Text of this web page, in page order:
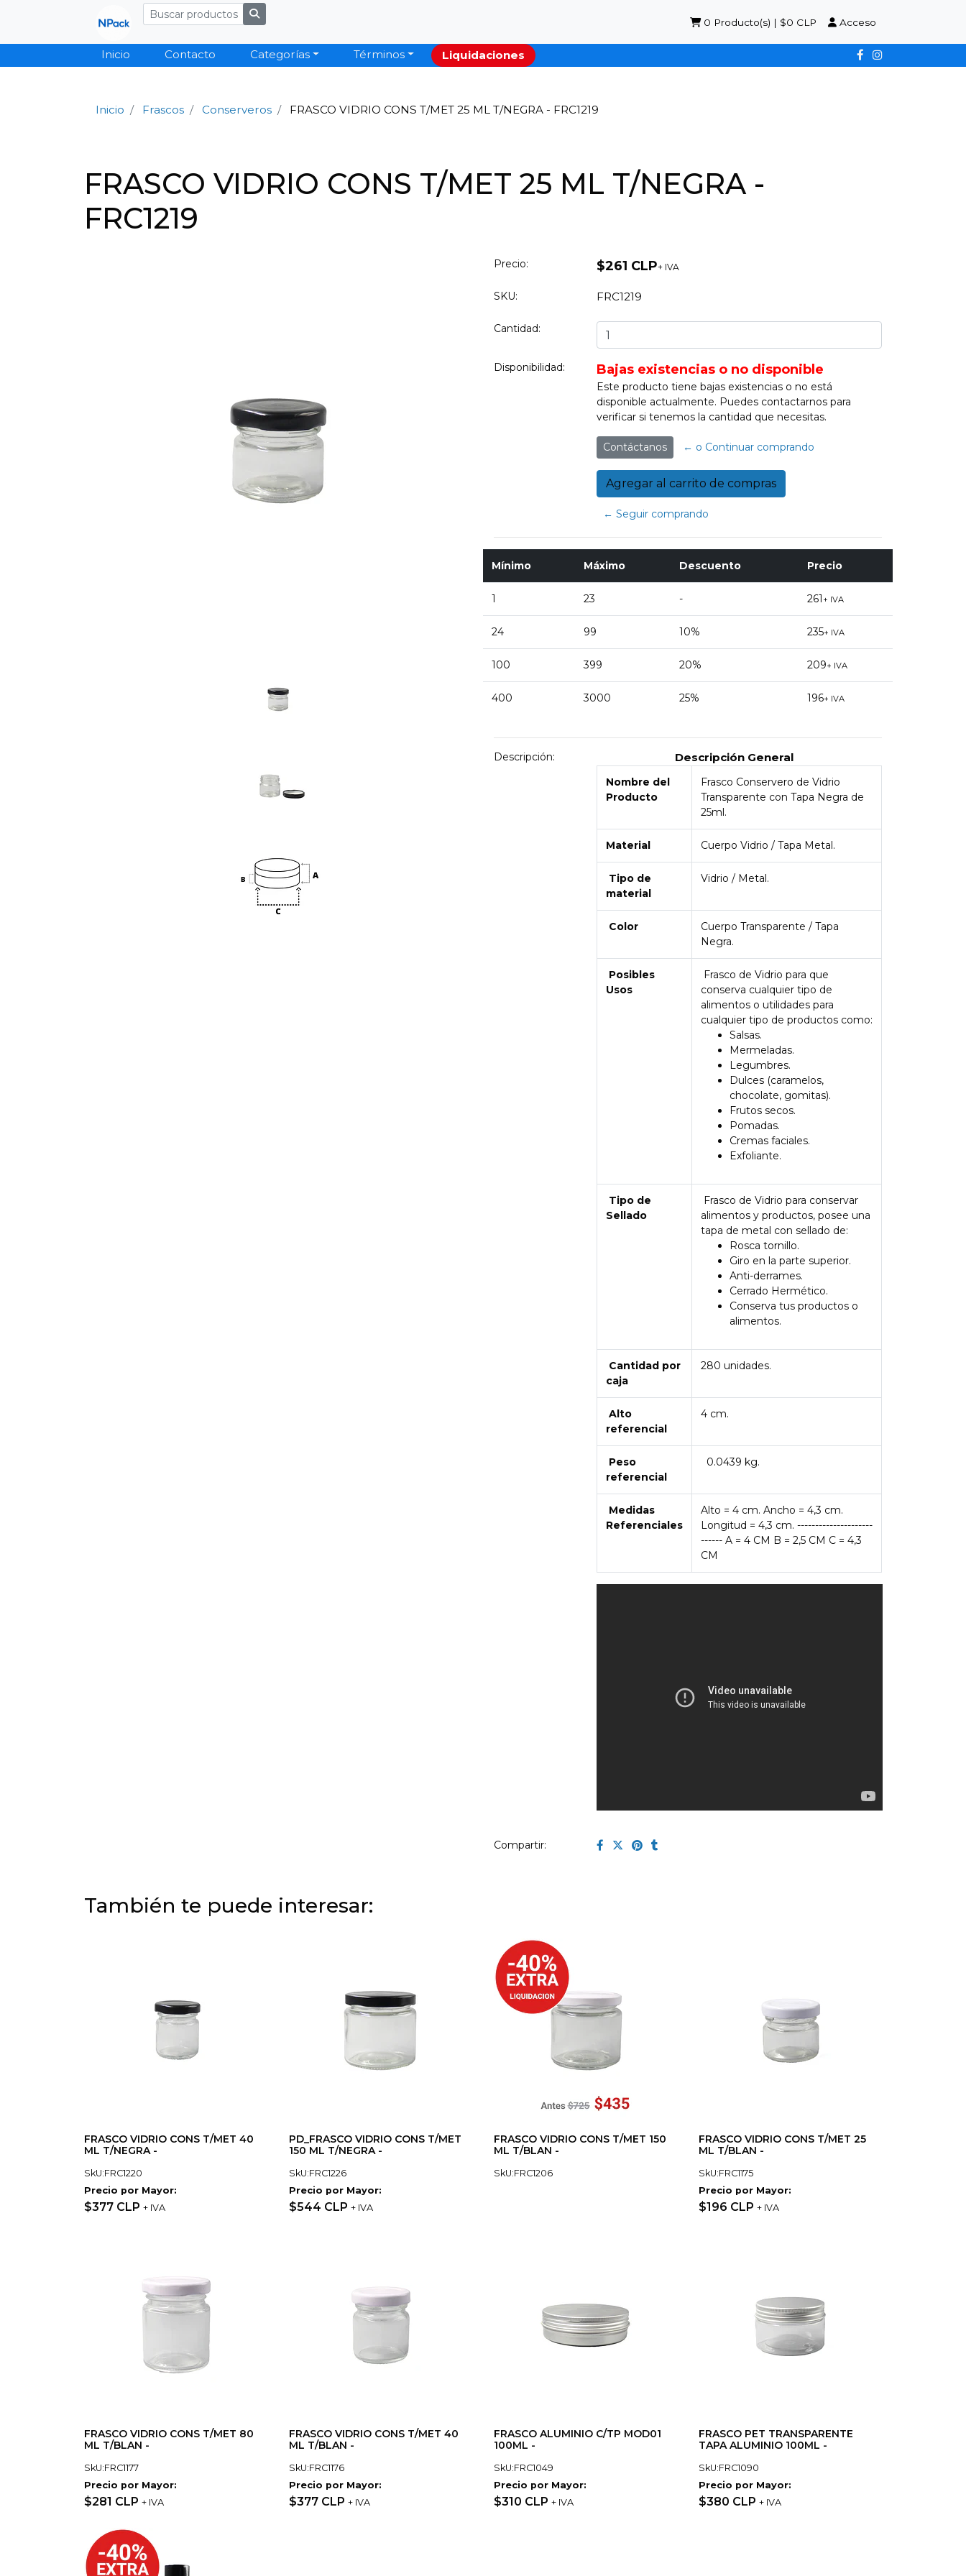
0 Producto(s) | $0 CLP Acceso
Inicio Contacto Categorías Términos Liquidaciones
Inicio Frascos Conserveros FRASCO VIDRIO CONS T/MET 25 ML T/NEGRA - FRC1219
FRASCO VIDRIO CONS T/MET 25 ML T/NEGRA -
FRC1219
Precio: $261 CLP+ IVA
SKU: FRC1219
Cantidad:
Disponibilidad: Bajas existencias o no disponible
Este producto tiene bajas existencias o no está
disponible actualmente. Puedes contactarnos para
verificar si tenemos la cantidad que necesitas.
Contáctanos ← o Continuar comprando
← Seguir comprando
Mínimo Máximo Descuento Precio
1 23 - 261 + IVA
24 99 10% 235+ IVA
100 399 20% 209+ IVA
400 3000 25% 196+ IVA
Descripción: Descripción General
Nombre del
Producto
Frasco Conservero de Vidrio
Transparente con Tapa Negra de
25ml.
Material Cuerpo Vidrio / Tapa Metal.
Tipo de
material
Vidrio / Metal.
Color
Cuerpo Transparente / Tapa
Negra.
Posibles
Usos
Frasco de Vidrio para que
conserva cualquier tipo de
alimentos o utilidades para
cualquier tipo de productos como:
Salsas.
Mermeladas.
Legumbres.
Dulces (caramelos,
chocolate, gomitas).
Frutos secos.
Pomadas.
Cremas faciales.
Exfoliante.
Tipo de
Sellado
Frasco de Vidrio para conservar
alimentos y productos, posee una
tapa de metal con sellado de:
Rosca tornillo.
Giro en la parte superior.
Anti-derrames.
Cerrado Hermético.
Conserva tus productos o
alimentos.
Cantidad por
caja
280 unidades.
Alto
referencial
4 cm.
Peso
referencial
0.0439 kg.
Medidas
Referenciales
Alto = 4 cm. Ancho = 4,3 cm.
Longitud = 4,3 cm. ---------------------
------ A = 4 CM B = 2,5 CM C = 4,3
CM
Compartir:
También te puede interesar:
FRASCO VIDRIO CONS T/MET 40
ML T/NEGRA -
SkU:FRC1220
Precio por Mayor:
$377 CLP + IVA
PD_FRASCO VIDRIO CONS T/MET
150 ML T/NEGRA -
SkU:FRC1226
Precio por Mayor:
$544 CLP + IVA
FRASCO VIDRIO CONS T/MET 150
ML T/BLAN -
SkU:FRC1206
FRASCO VIDRIO CONS T/MET 25
ML T/BLAN -
SkU:FRC1175
Precio por Mayor:
$196 CLP + IVA
FRASCO VIDRIO CONS T/MET 80
ML T/BLAN -
SkU:FRC1177
Precio por Mayor:
$281 CLP + IVA
FRASCO VIDRIO CONS T/MET 40
ML T/BLAN -
SkU:FRC1176
Precio por Mayor:
$377 CLP + IVA
FRASCO ALUMINIO C/TP MOD01
100ML -
SkU:FRC1049
Precio por Mayor:
$310 CLP + IVA
FRASCO PET TRANSPARENTE
TAPA ALUMINIO 100ML -
SkU:FRC1090
Precio por Mayor:
$380 CLP + IVA